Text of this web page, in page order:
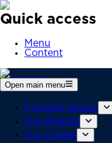
Quick access
Menu
Content
Open main menu
Fournier Group
Our Brands
Our Career